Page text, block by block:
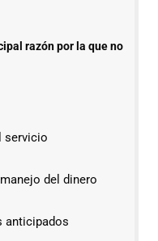
razón por la que no
servicio
del dinero
anticipados